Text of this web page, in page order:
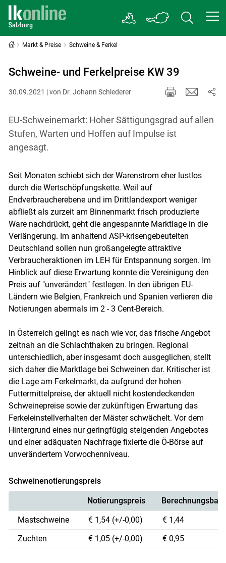
Skip to main content
Markt & Preise Schweine & Ferkel
Schweine- und Ferkelpreise KW 39
30.09.2021 | von Dr. Johann Schlederer
EU-Schweinemarkt: Hoher Sättigungsgrad auf allen
Stufen, Warten und Hoffen auf Impulse ist
angesagt.
Seit Monaten schiebt sich der Warenstrom eher lustlos
durch die Wertschöpfungskette. Weil auf
Endverbraucherebene und im Drittlandexport weniger
abfließt als zurzeit am Binnenmarkt frisch produzierte
Ware nachdrückt, geht die angespannte Marktlage in die
Verlängerung. Im anhaltend ASP-krisengebeutelten
Deutschland sollen nun großangelegte attraktive
Verbraucheraktionen im LEH für Entspannung sorgen. Im
Hinblick auf diese Erwartung konnte die Vereinigung den
Preis auf "unverändert" festlegen. In den übrigen EU-
Ländern wie Belgien, Frankreich und Spanien verlieren die
Notierungen abermals im 2 - 3 Cent-Bereich.
In Österreich gelingt es nach wie vor, das frische Angebot
zeitnah an die Schlachthaken zu bringen. Regional
unterschiedlich, aber insgesamt doch ausgeglichen, stellt
sich daher die Marktlage bei Schweinen dar. Kritischer ist
die Lage am Ferkelmarkt, da aufgrund der hohen
Futtermittelpreise, der aktuell nicht kostendeckenden
Schweinepreise sowie der zukünftigen Erwartung das
Ferkeleinstellverhalten der Mäster schwächelt. Vor dem
Hintergrund eines nur geringfügig steigenden Angebotes
und einer adäquaten Nachfrage fixierte die Ö-Börse auf
unverändertem Vorwochenniveau.
Schweinenotierungspreis
Notierungspreis
Mastschweine
€ 1,54 (+/-0,00)
€ 1,44
Zuchten
€ 1,05 (+/-0,00) € 0,95